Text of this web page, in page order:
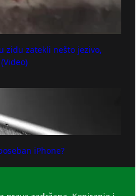
zidu zatekli nešto jezivo,
iPhone?